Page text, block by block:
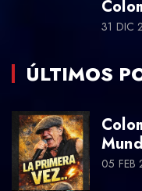
31 DIC
ÚLTIMOS
05 FEB